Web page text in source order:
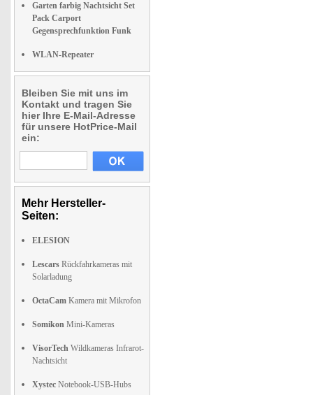
Garten farbig Nachtsicht Set
Pack Carport
Gegensprechfunktion Funk
WLAN-Repeater
Bleiben Sie mit uns im
Kontakt und tragen Sie
hier Ihre E-Mail-Adresse
für unsere HotPrice-Mail
ein:
Mehr Hersteller-
Seiten:
ELESION
Lescars Rückfahrkameras mit
Solarladung
OctaCam Kamera mit Mikrofon
Somikon Mini-Kameras
VisorTech Wildkameras Infrarot-
Nachtsicht
Xystec Notebook-USB-Hubs